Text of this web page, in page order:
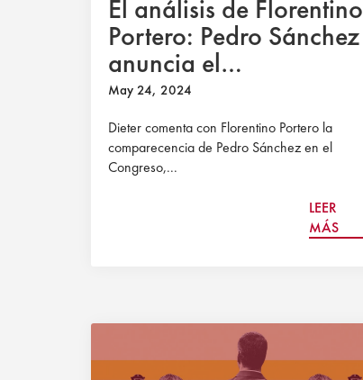
El análisis de Florentino
Portero: Pedro Sánchez
anuncia el
reconocimiento del
Estado palestino
May 24, 2024
Dieter comenta con Florentino Portero la
comparecencia de Pedro Sánchez en el
Congreso,...
LEER
MÁS